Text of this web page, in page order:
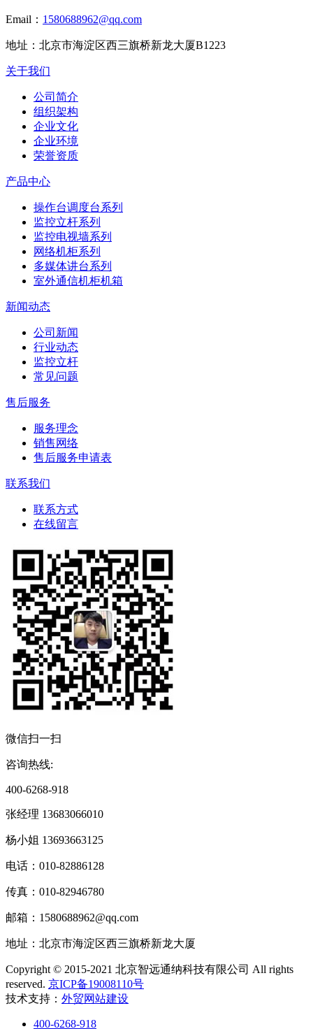
Email： 1580688962@qq.com
地址： 北京市海淀区西三旗桥新龙大厦B1223
关于我们
公司简介
组织架构
企业文化
企业环境
荣誉资质
产品中心
操作台调度台系列
监控立杆系列
监控电视墙系列
网络机柜系列
多媒体讲台系列
室外通信机柜机箱
新闻动态
公司新闻
行业动态
监控立杆
常见问题
售后服务
服务理念
销售网络
售后服务申请表
联系我们
联系方式
在线留言
微信扫一扫
咨询热线:
400-6268-918
张经理 13683066010
杨小姐 13693663125
电话：010-82886128
传真：010-82946780
邮箱：1580688962@qq.com
地址：北京市海淀区西三旗桥新龙大厦
Copyright © 2015-2021 北京智远通纳科技有限公司 All rights
reserved. 京ICP备19008110号
技术支持： 外贸网站建设
400-6268-918